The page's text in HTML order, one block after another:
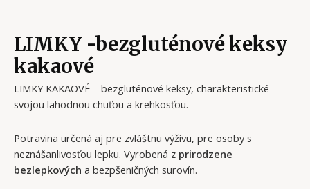
LIMKY -bezgluténové keksy
kakaové
LIMKY KAKAOVÉ – bezgluténové keksy, charakteristické
svojou lahodnou chuťou a krehkosťou.
Potravina určená aj pre zvláštnu výživu, pre osoby s
neznášanlivosťou lepku. Vyrobená z prirodzene
bezlepkových a bezpšeničných surovín.